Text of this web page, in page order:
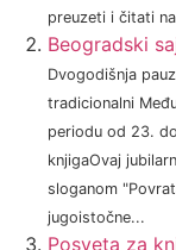
preuzeti i čitati
Beogradski
Dvogodišnja
tradicionalni
periodu od 23.
knjigaOvaj
sloganom
jugoistočne...
Posveta za